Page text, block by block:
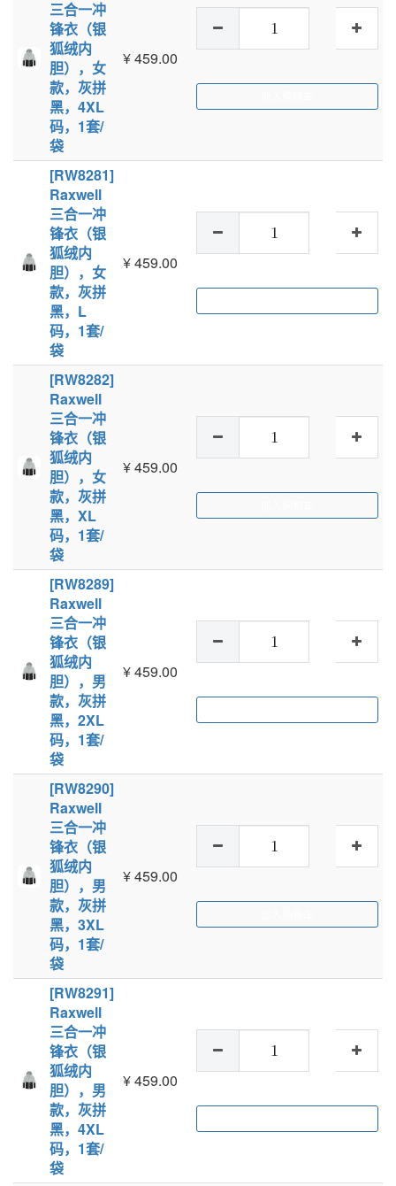
三合一冲
锋衣（银
狐绒内
胆），女
款，灰拼
黑，4XL
码，1套/
袋
¥459.00
[RW8281]
Raxwell
三合一冲
锋衣（银
狐绒内
胆），女
款，灰拼
黑，L
码，1套/
袋
¥459.00
[RW8282]
Raxwell
三合一冲
锋衣（银
狐绒内
胆），女
款，灰拼
黑，XL
码，1套/
袋
¥459.00
[RW8289]
Raxwell
三合一冲
锋衣（银
狐绒内
胆），男
款，灰拼
黑，2XL
码，1套/
袋
¥459.00
[RW8290]
Raxwell
三合一冲
锋衣（银
狐绒内
胆），男
款，灰拼
黑，3XL
码，1套/
袋
¥459.00
[RW8291]
Raxwell
三合一冲
锋衣（银
狐绒内
胆），男
款，灰拼
黑，4XL
码，1套/
袋
¥459.00